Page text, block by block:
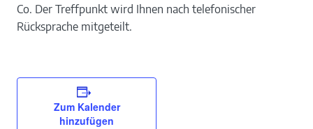
Co. Der Treffpunkt wird Ihnen nach telefonischer
Rücksprache mitgeteilt.
Zum Kalender
hinzufügen